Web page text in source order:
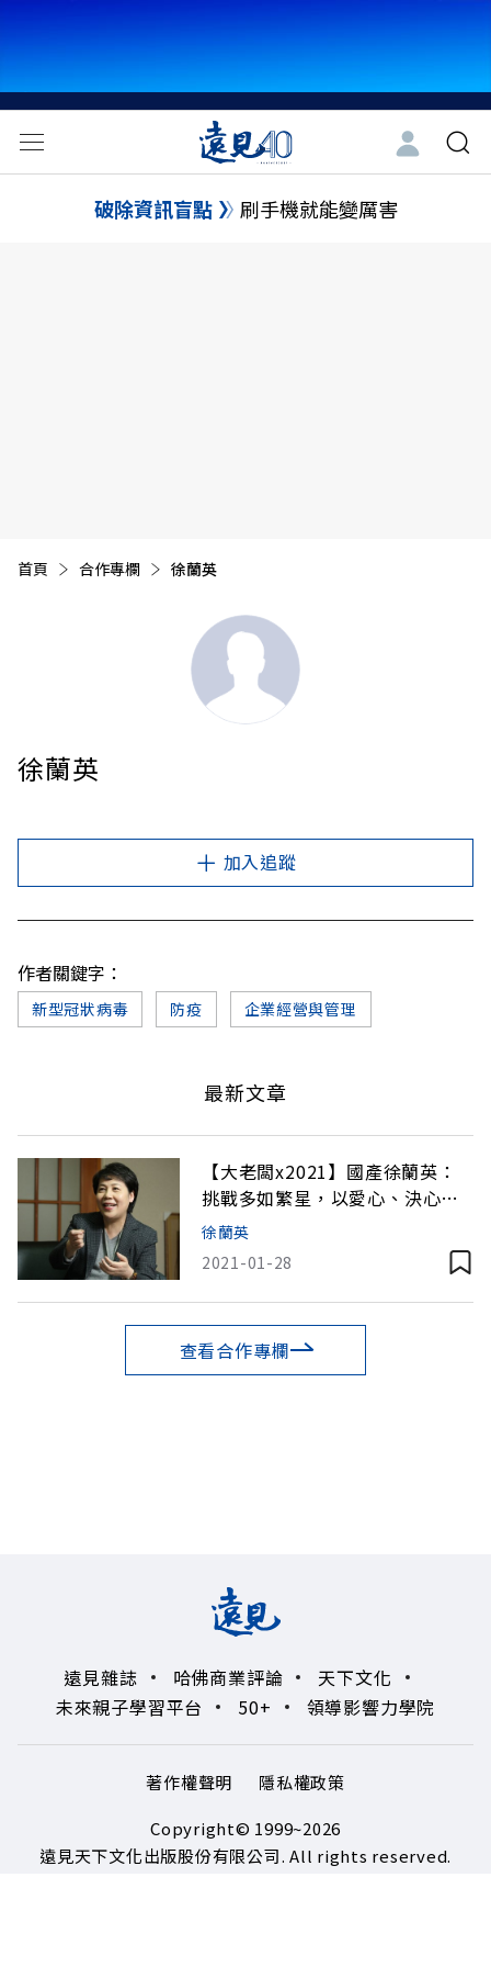
破除資訊盲點 刷手機就能變厲害
首頁 合作專欄 目前頁面：
徐蘭英
徐蘭英
加入追蹤
作者關鍵字：
新型冠狀病毒 防疫 企業經營與管理
最新文章
【大老闆x2021】國產徐蘭英：
挑戰多如繁星，以愛心、決心、
耐心與勞辛克服！
徐蘭英
2021-01-28
查看合作專欄
遠見雜誌 哈佛商業評論
天下文化
未來親子學習平台
50+ 領導影響力學院
著作權聲明
隱私權政策
Copyright© 1999~2026
遠見天下文化出版股份有限公司. All rights reserved.